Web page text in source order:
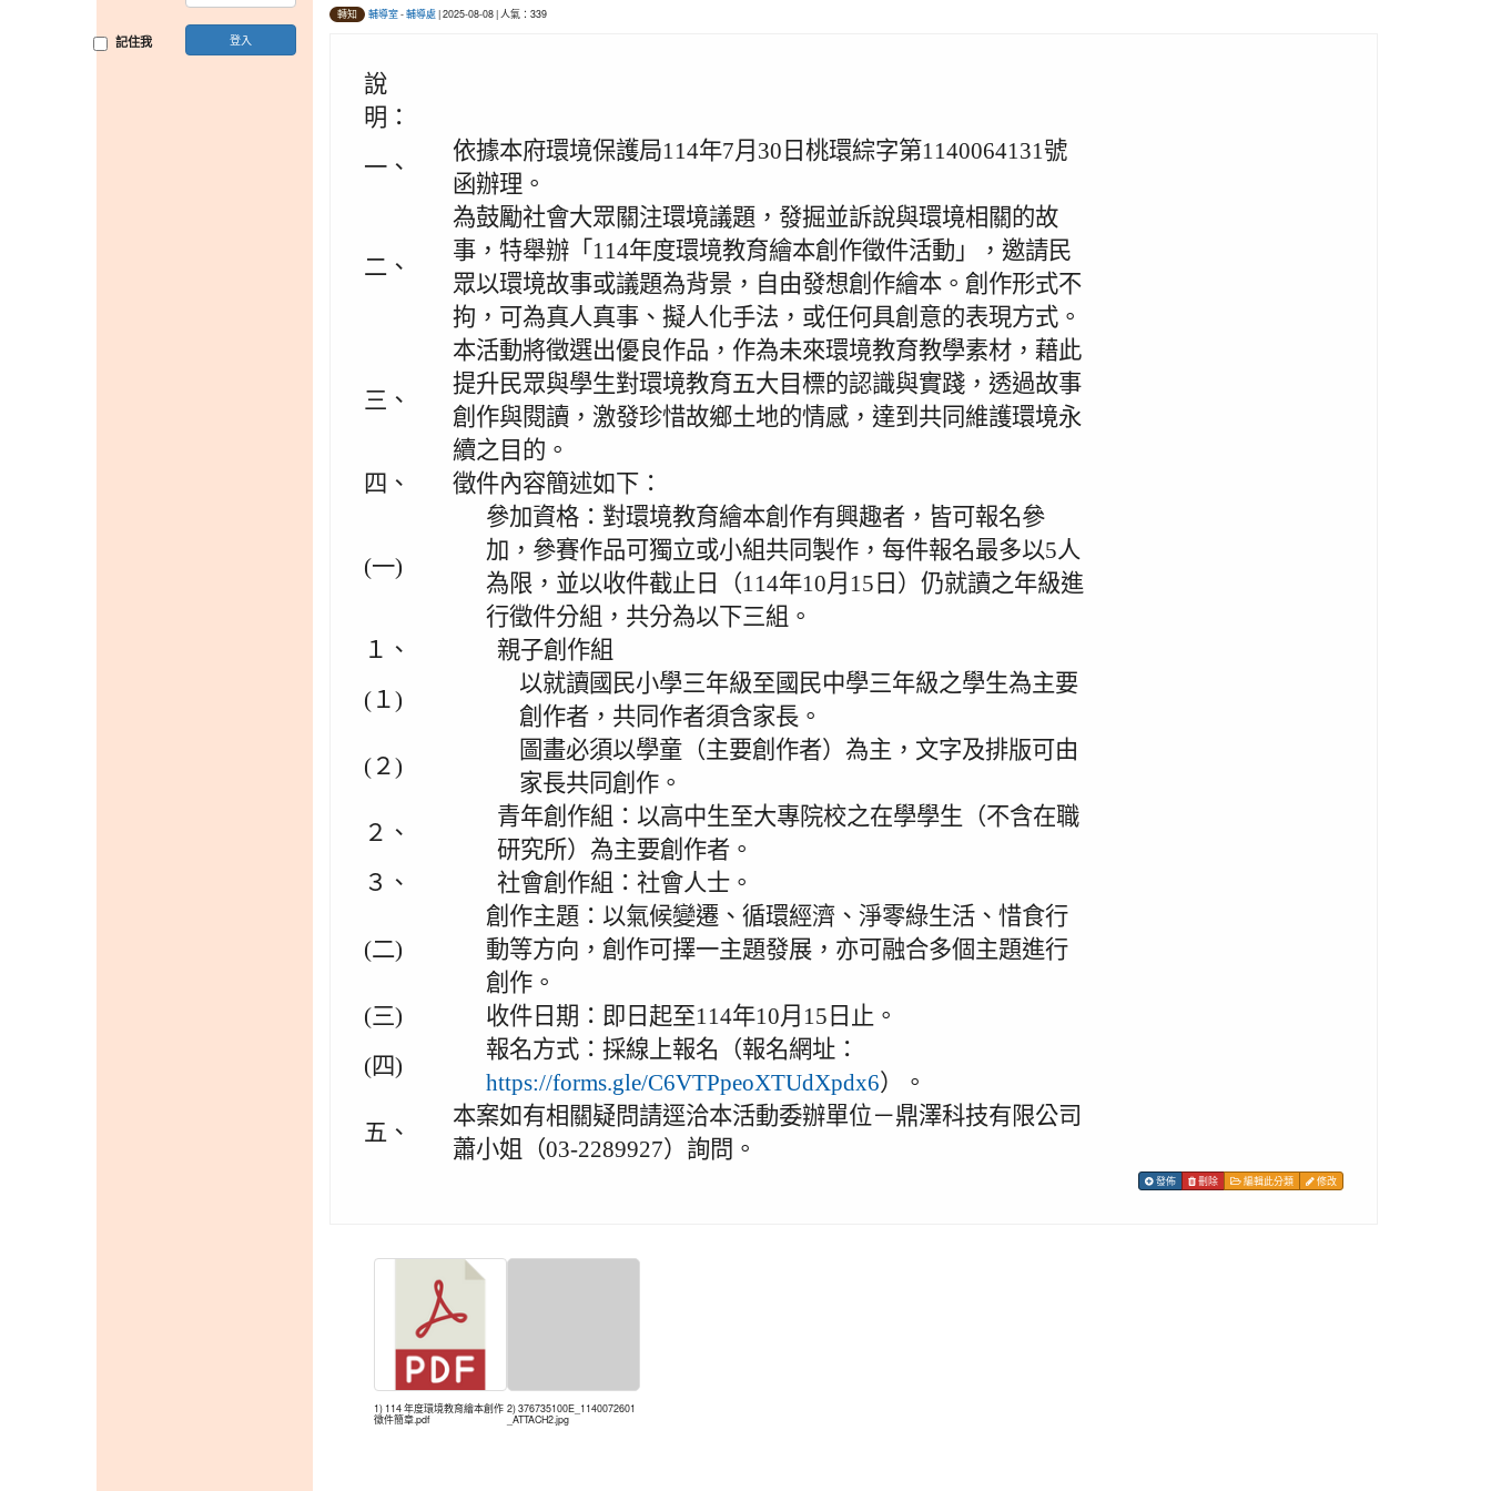
轉知 輔導室-輔導處| 2025-08-08 | 人氣：339
說
明：
一、
依據本府環境保護局114年7月30日桃環綜字第1140064131號
函辦理。
二、
為鼓勵社會大眾關注環境議題，發掘並訴說與環境相關的故
事，特舉辦「114年度環境教育繪本創作徵件活動」，邀請民
眾以環境故事或議題為背景，自由發想創作繪本。創作形式不
拘，可為真人真事、擬人化手法，或任何具創意的表現方式。
三、
本活動將徵選出優良作品，作為未來環境教育教學素材，藉此
提升民眾與學生對環境教育五大目標的認識與實踐，透過故事
創作與閱讀，激發珍惜故鄉土地的情感，達到共同維護環境永
續之目的。
四、
徵件內容簡述如下：
(一)
參加資格：對環境教育繪本創作有興趣者，皆可報名參
加，參賽作品可獨立或小組共同製作，每件報名最多以5人
為限，並以收件截止日（114年10月15日）仍就讀之年級進
行徵件分組，共分為以下三組。
１、
親子創作組
(１)
以就讀國民小學三年級至國民中學三年級之學生為主要
創作者，共同作者須含家長。
(２)
圖畫必須以學童（主要創作者）為主，文字及排版可由
家長共同創作。
２、
青年創作組：以高中生至大專院校之在學學生（不含在職
研究所）為主要創作者。
３、
社會創作組：社會人士。
(二)
創作主題：以氣候變遷、循環經濟、淨零綠生活、惜食行
動等方向，創作可擇一主題發展，亦可融合多個主題進行
創作。
(三)
收件日期：即日起至114年10月15日止。
(四)
報名方式：採線上報名（報名網址：
https://forms.gle/C6VTPpeoXTUdXpdx6）。
五、
本案如有相關疑問請逕洽本活動委辦單位－鼎澤科技有限公司
蕭小姐（03-2289927）詢問。
發佈 刪除 編輯此分類 修改
1) 114 年度環境教育繪本創作
徵件簡章.pdf
2) 376735100E_1140072601
_ATTACH2.jpg
記住我 登入